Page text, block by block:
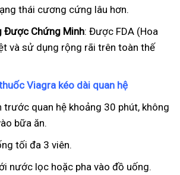
thái cương cứng lâu hơn.
Được Chứng Minh: Được FDA (Hoa
và sử dụng rộng rãi trên toàn thế
Viagra kéo dài quan hệ
trước quan hệ khoảng 30 phút, không
bữa ăn.
tối đa 3 viên.
nước lọc hoặc pha vào đồ uống.